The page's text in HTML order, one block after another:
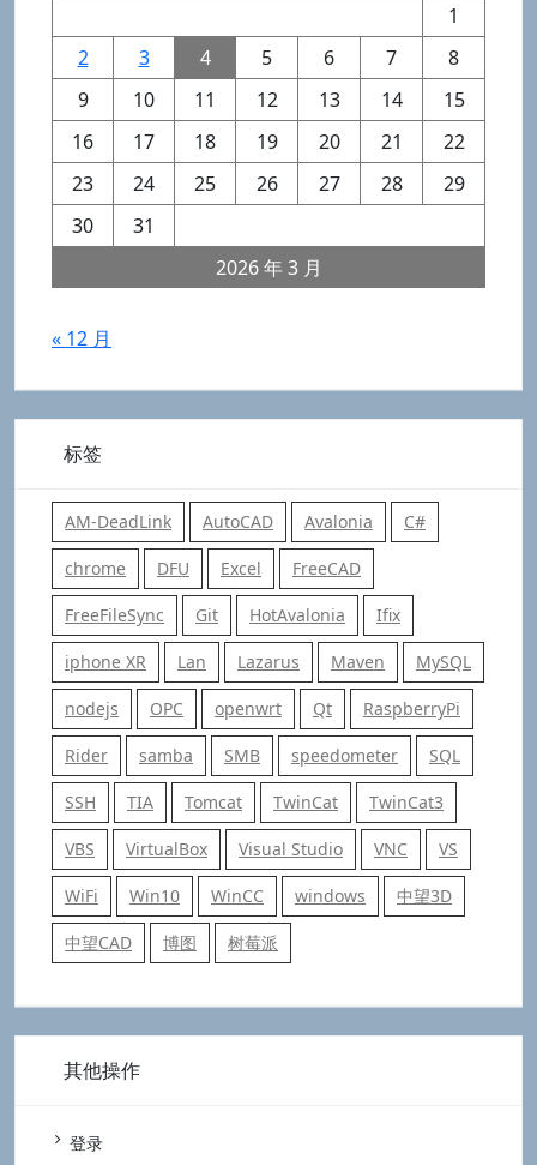
2026 年 3 月
1
2
3 4 5 6 7
8
9
10 11 12 13 14
15
16
17 18 19 20 21
22
23
24 25 26 27 28
29
30
31
« 12 月
标签
AM-DeadLink AutoCAD Avalonia C#
chrome DFU Excel FreeCAD
FreeFileSync Git HotAvalonia Ifix
iphone XR Lan Lazarus Maven MySQL
nodejs OPC openwrt Qt RaspberryPi
Rider samba SMB speedometer SQL
SSH TIA Tomcat TwinCat TwinCat3
VBS VirtualBox Visual Studio VNC VS
WiFi Win10 WinCC windows 中望3D
中望CAD 博图 树莓派
其他操作
登录